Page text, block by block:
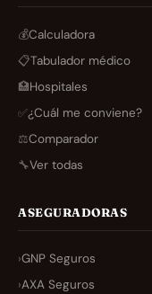
💰Calculadora
📋Tabulador médico
🏥Hospitales
✅¿Cuál me conviene?
⚖️Comparador
🔧Ver todas
ASEGURADORAS
›GNP Seguros
›AXA Seguros